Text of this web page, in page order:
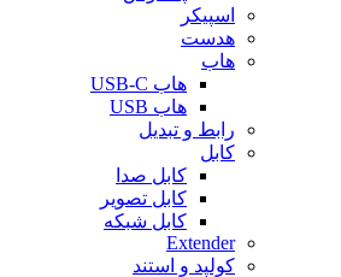
اسپیکر
هدست
هاب
هاب USB-C
هاب USB
رابط و تبدیل
کابل
کابل صدا
کابل تصویر
کابل شبکه
Extender
کولپد و استند